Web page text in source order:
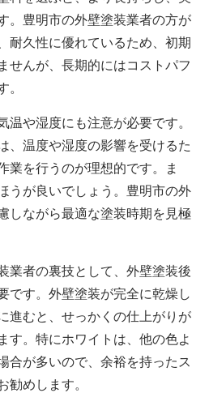
。豊明市の外壁塗装業者の方が
耐久性に優れているため、初期
せんが、長期的にはコストパフ
。
温や湿度にも注意が必要です。
、温度や湿度の影響を受けるた
業を行うのが理想的です。ま
うが良いでしょう。豊明市の外
しながら最適な塗装時期を見極
業者の裏技として、 外壁塗装後
です。 外壁塗装が完全に乾燥し
進むと、せっかくの仕上がりが
す。特にホワイトは、他の色よ
合が多いので、余裕を持ったス
勧めします。